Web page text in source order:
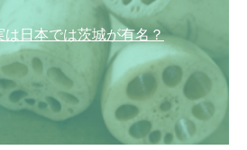
は日本では茨城が有名？